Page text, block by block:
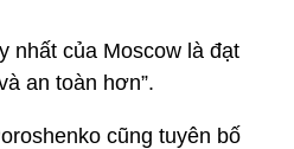
nhất của Moscow là đạt
an toàn hơn”.
cũng tuyên bố